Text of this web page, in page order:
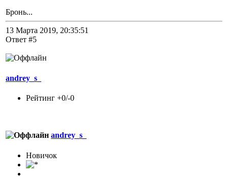
Бронь...
13 Марта 2019, 20:35:51
Ответ #5
andrey_s_
Рейтинг +0/-0
andrey_s_
Новичок